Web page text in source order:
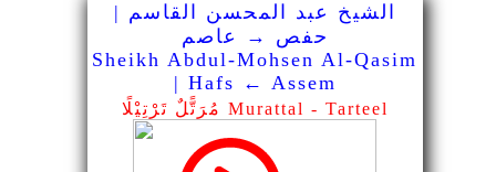
الشيخ عبد المحسن القاسم |
حفص → عاصم
Sheikh Abdul-Mohsen Al-Qasim
| Hafs ← Assem
مُرَتًّلٌ تَرْتِيْلًا Murattal - Tarteel